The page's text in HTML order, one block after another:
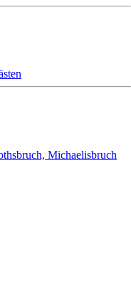
Michaelisbruch